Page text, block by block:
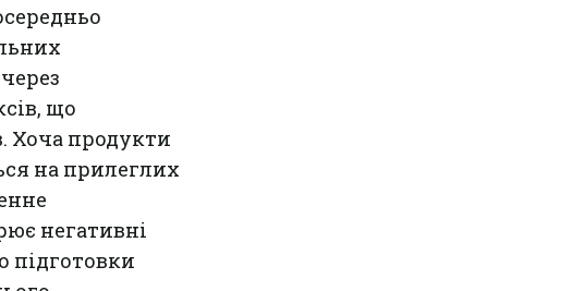
що
Хоча продукти
на прилеглих
негативні
підготовки